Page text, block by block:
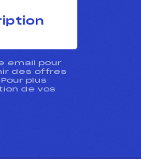
email pour
des offres
plus
de vos